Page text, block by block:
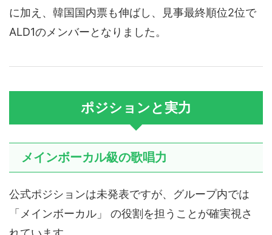
に加え、韓国国内票も伸ばし、見事最終順位2位で
ALD1のメンバーとなりました。
ポジションと実力
メインボーカル級の歌唱力
公式ポジションは未発表ですが、グループ内では
「メインボーカル」 の役割を担うことが確実視さ